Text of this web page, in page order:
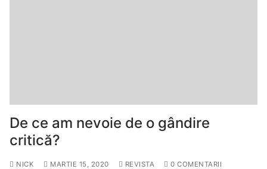
De ce am nevoie de o gândire
critică?
NICK MARTIE 15, 2020 REVISTA 0 COMENTARII